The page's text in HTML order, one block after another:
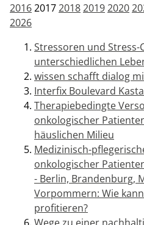
20162017201820192020
2026
Stressoren und Stress-
unterschiedlichen
wissen schafft dialog
Interfix Boulevard
Therapiebedingte
onkologischer
häuslichen Milieu
Medizinisch-
onkologischer
- Berlin, Brandenburg,
Vorpommern: Wie
profitieren?